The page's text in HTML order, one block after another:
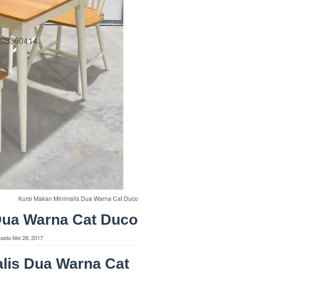
Kursi Makan Minimalis Dua Warna Cat Duco
Warna Cat Duco
Mei 28, 2017
Dua Warna Cat